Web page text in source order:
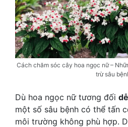
Cách chăm sóc cây hoa ngọc nữ –
trừ sâu
Dù hoa ngọc nữ tương đối
một số sâu bệnh có thể tấn
môi trường không phù hợp.